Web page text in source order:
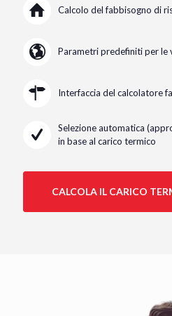
Calcolo del fabbisogno di
Parametri predefiniti per le
Interfaccia del calcolatore
Selezione automatica
in base al carico termico
CALCOLA IL CARICO